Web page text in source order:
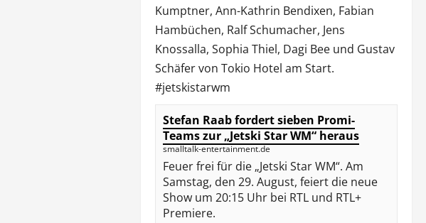
Kumptner, Ann-Kathrin Bendixen, Fabian
Hambüchen, Ralf Schumacher, Jens
Knossalla, Sophia Thiel, Dagi Beeund Gustav
Schäfer von Tokio Hotel am Start.
#jetskistarwm
Stefan Raab fordert sieben Promi-
Teams zur „Jetski Star WM“ heraus
smalltalk-entertainment.de
Feuer frei für die „Jetski Star WM“. Am
Samstag, den 29. August, feiert die neue
Show um 20:15 Uhr bei RTL und RTL+
Premiere.